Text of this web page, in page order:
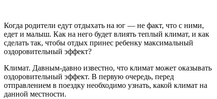
Когда родители едут отдыхать на юг — не факт, что с ними,
едет и малыш. Как на него будет влиять теплый климат, и как
сделать так, чтобы отдых принес ребенку максимальный
оздоровительный эффект?
Климат. Давным-давно известно, что климат может оказывать
оздоровительный эффект. В первую очередь, перед
отправлением в поездку необходимо узнать, какой климат на
данной местности.